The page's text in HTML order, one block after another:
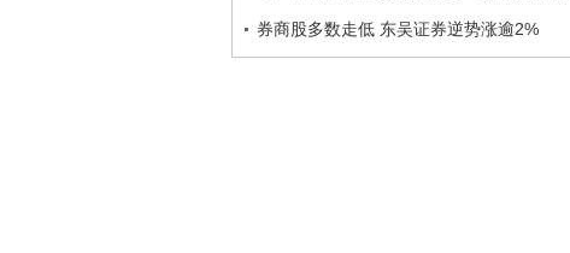
券商股多数走低 东吴证券逆势涨逾2%